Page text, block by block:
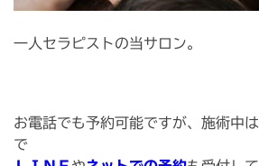
一人セラピストの当サロン。
お電話でも予約可能ですが、施術中
で